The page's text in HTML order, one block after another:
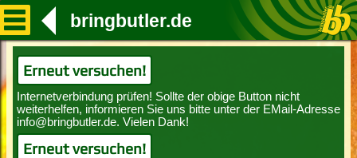
bringbutler.de
Erneut versuchen!
Erneut versuchen!